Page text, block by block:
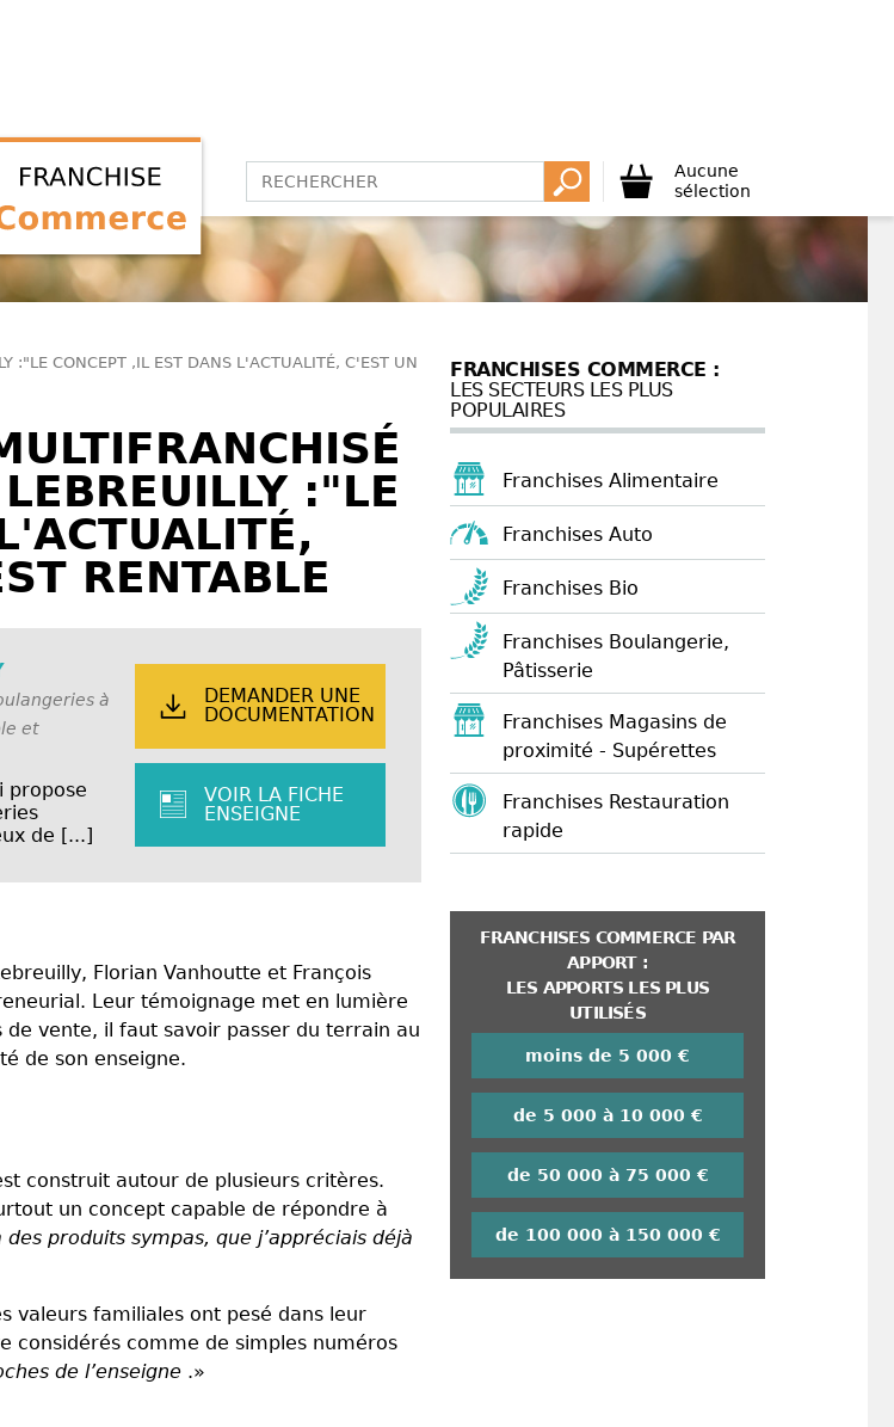
Aucune
sélection
:"LE CONCEPT ,IL EST DANS L'ACTUALITÉ, C'EST UN
:"LE
RENTABLE
à
et
propose
de [...]
DEMANDER UNE
DOCUMENTATION
VOIR LA FICHE
ENSEIGNE
Florian Vanhoutte et François
Leur témoignage met en lumière
vente, il faut savoir passer du terrain au
de son enseigne.
construit autour de plusieurs critères.
un concept capable de répondre à
produits sympas, que j’appréciais déjà
valeurs familiales ont pesé dans leur
considérés comme de simples numéros
de l’enseigne .»
FRANCHISES COMMERCE :
LES SECTEURS LES PLUS
POPULAIRES
Franchises Alimentaire
Franchises Auto
Franchises Bio
Franchises Boulangerie,
Pâtisserie
Franchises Magasins de
proximité - Supérettes
Franchises Restauration
rapide
FRANCHISES COMMERCE PAR
APPORT :
LES APPORTS LES PLUS
UTILISÉS
moins de 5 000 €
de 5 000 à 10 000 €
de 50 000 à 75 000 €
de 100 000 à 150 000 €